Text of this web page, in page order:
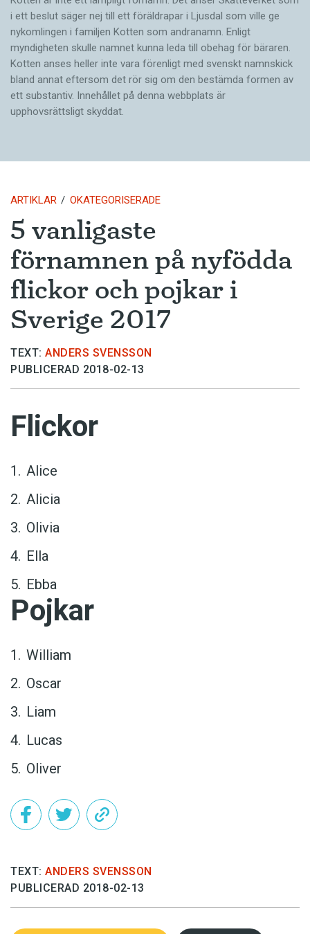
i ett beslut säger nej till ett föräldra­par i Ljusdal som ville ge
nykomlingen i familjen Kotten som andranamn. Enligt
myndigheten skulle namnet kunna leda till obehag för bäraren.
Kotten anses heller inte vara förenligt med svenskt namnskick
bland annat eftersom det rör sig om den bestämda formen av
ett substantiv. Innehållet på denna webbplats är
upphovsrättsligt skyddat.
ARTIKLAR OKATEGORISERADE
5 vanligaste
förnamnen på nyfödda
flickor och pojkar i
Sverige 2017
TEXT: ANDERS SVENSSON
PUBLICERAD 2018-02-13
Flickor
Alice
Alicia
Olivia
Ella
Ebba
Pojkar
William
Oscar
Liam
Lucas
Oliver
TEXT: ANDERS SVENSSON
PUBLICERAD 2018-02-13